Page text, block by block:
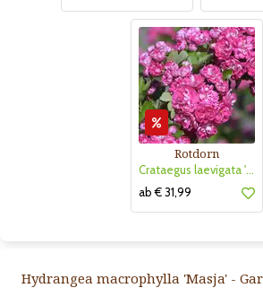
Rotdorn
Crataegus laevigata 'Pauls Scarlet'
ab € 31,99
Hydrangea macrophylla 'Masja' -